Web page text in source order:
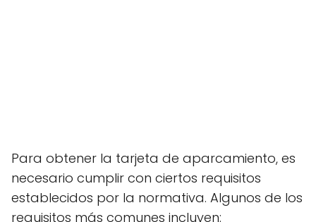
Para obtener la tarjeta de aparcamiento, es
necesario cumplir con ciertos requisitos
establecidos por la normativa. Algunos de los
requisitos más comunes incluyen: